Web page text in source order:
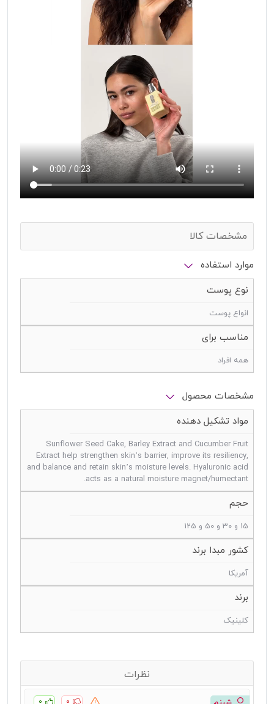
مشخصات کالا
موارد استفاده
نوع پوست
انواع پوست
مناسب برای
همه افراد
مشخصات محصول
مواد تشکیل دهنده
Sunflower Seed Cake, Barley Extract and Cucumber Fruit
Extract help strengthen skin’s barrier, improve its resiliency,
and balance and retain skin’s moisture levels. Hyaluronic acid
acts as a natural moisture magnet/humectant.
حجم
15 و 30 و 50 و 125
کشور مبدا برند
آمریکا
برند
کلینیک
نظرات
۰ ۰